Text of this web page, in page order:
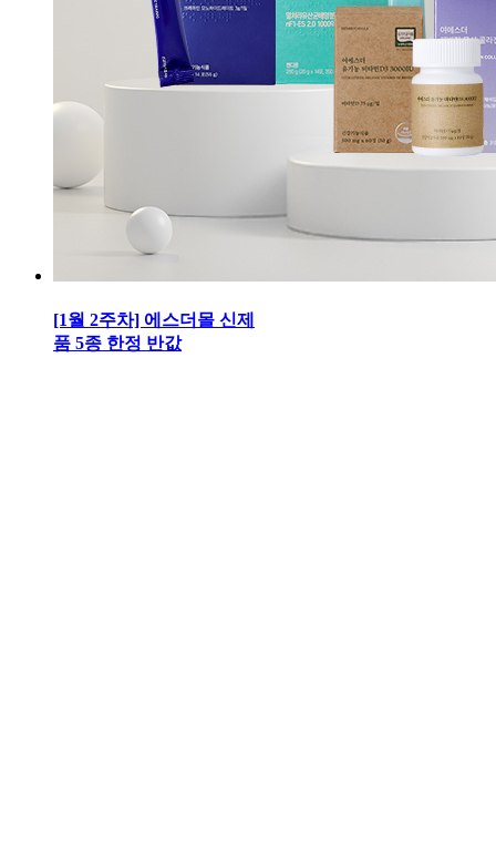
[1월 2주차] 에스더몰 신제
품 5종 한정 반값